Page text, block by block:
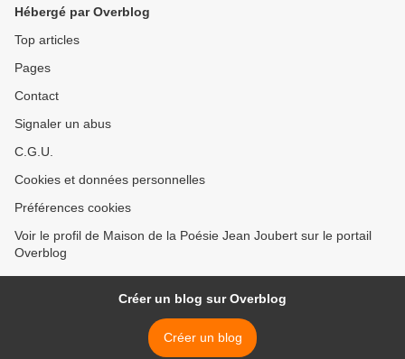
Hébergé par Overblog
Top articles
Pages
Contact
Signaler un abus
C.G.U.
Cookies et données personnelles
Préférences cookies
Voir le profil de Maison de la Poésie Jean Joubert sur le portail
Overblog
Créer un blog sur Overblog
Créer un blog